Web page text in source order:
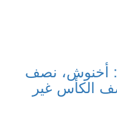
أخنوش، نصف
الكأس غير